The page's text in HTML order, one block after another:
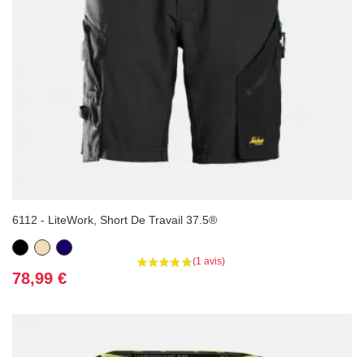
6112 - LiteWork, Short De Travail 37.5®
Noir BeigeBleu
Prix
78,99 €